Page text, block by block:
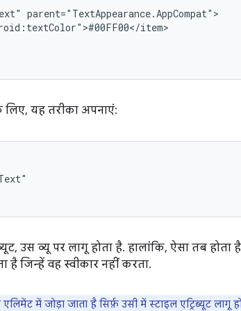
यह तरीका अपनाएं:
उस व्यू पर लागू होता है. हालांकि, ऐसा तब होता
है जिन्हें वह स्वीकार नहीं करता.
एलिमेंट में जोड़ा जाता है सिर्फ़ उसी में स्टाइल एट्रिब्यूट लागू